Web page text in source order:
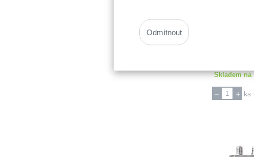
Odmítnout
Skladem na
ks